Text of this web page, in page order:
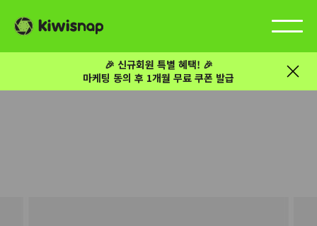
🎉 신규회원 특별 혜택! 🎉
마케팅 동의 후 1개월 무료 쿠폰 발급